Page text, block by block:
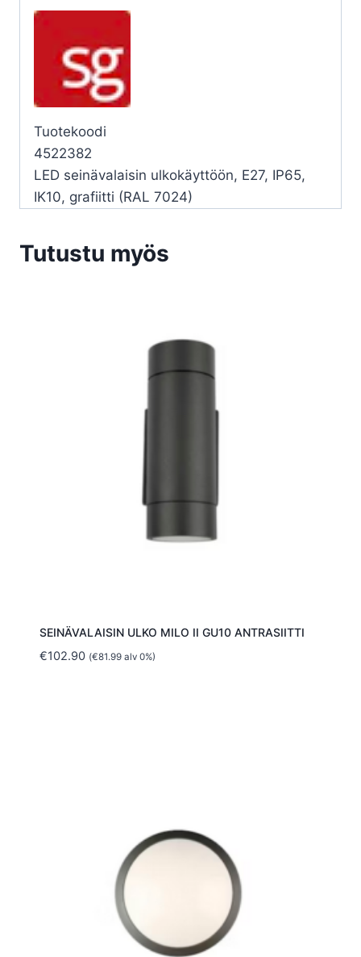
Tuotekoodi
4522382
LED seinävalaisin ulkokäyttöön, E27, IP65,
IK10, grafiitti (RAL 7024)
Tutustu myös
SEINÄVALAISIN ULKO MILO II GU10 ANTRASIITTI
€102.90 (€81.99alv 0%)